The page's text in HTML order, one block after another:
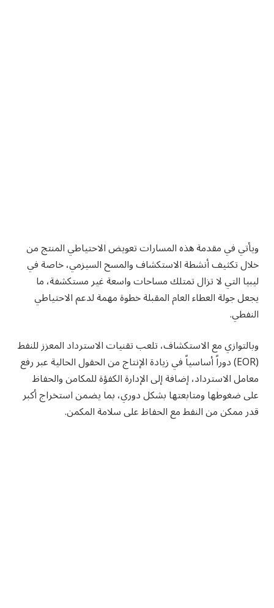
ويأتي في مقدمة هذه المسارات تعويض الاحتياطي المنتج من
خلال تكثيف أنشطة الاستكشاف والمسح السيزمي، خاصة في
ليبيا التي لا تزال تمتلك مساحات واسعة غير مستكشفة، ما
يجعل جولة العطاء العام المقبلة خطوة مهمة لدعم الاحتياطي
النفطي.
وبالتوازي مع الاستكشاف، تلعب تقنيات الاسترداد المعزز للنفط
(EOR) دوراً أساسياً في زيادة الإنتاج من الحقول الحالية عبر رفع
معامل الاسترداد، إضافة إلى الإدارة الكفؤة للمكامن والحفاظ
على ضغوطها ومتابعتها بشكل دوري، بما يضمن استخراج أكبر
قدر ممكن من النفط مع الحفاظ على سلامة المكمن.